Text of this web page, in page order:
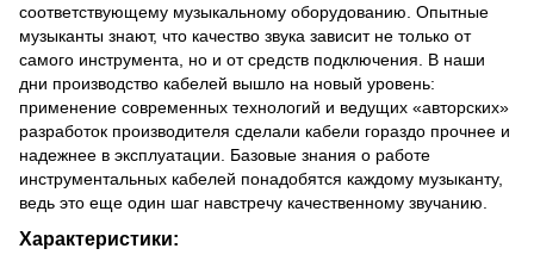
соответствующему музыкальному оборудованию. Опытные
музыканты знают, что качество звука зависит не только от
самого инструмента, но и от средств подключения. В наши
дни производство кабелей вышло на новый уровень:
применение современных технологий и ведущих «авторских»
разработок производителя сделали кабели гораздо прочнее и
надежнее в эксплуатации. Базовые знания о работе
инструментальных кабелей понадобятся каждому музыканту,
ведь это еще один шаг навстречу качественному звучанию.
Характеристики: